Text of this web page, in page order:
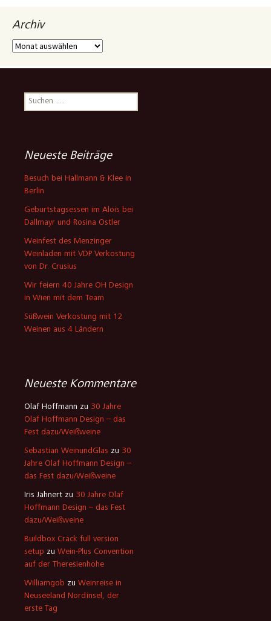
Archiv
Archiv
Suchen
nach:
Neueste Beiträge
Besuch bei Hallmann & Klee in
Berlin
Geburtstagsessen im Alois bei
Dallmayr und Rosina Ostler
Weinfest des Menzinger
Weinladen mit VDP Verkostung
von Dr. Crusius
Wir feiern 40 Jahre OH Design
in Wien mit dem Team
Süßwein Verkostung mit 12
Weinen aus 4 Ländern
Neueste Kommentare
Olaf Hoffmann zu 30 Jahre
Olaf Hoffmann Design – das
Fest dazu/Weißweine
Sebastian WeinundGlas zu 30
Jahre Olaf Hoffmann Design –
das Fest dazu/Weißweine
Iris Jähnert zu 30 Jahre Olaf
Hoffmann Design – das Fest
dazu/Weißweine
Buildbox Crack full version
setup zu Wein-Plus Convention
auf der Theresienhöhe
Williamgob zu Weinreise in
Neuseeland Nordinsel, der
erste Tag